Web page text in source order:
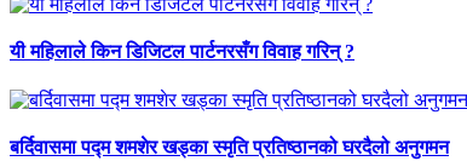
यी महिलाले किन डिजिटल पार्टनरसँग विवाह गरिन् ?
बर्दिवासमा पद्म शमशेर खड्का स्मृति प्रतिष्ठानको घरदैलो अनुगमन